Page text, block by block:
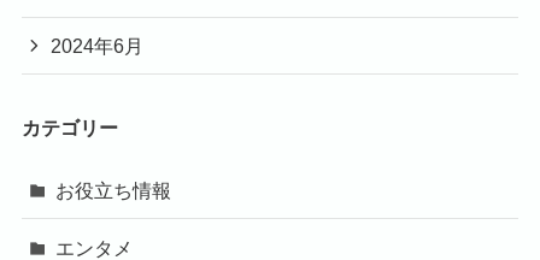
2024年6月
カテゴリー
お役立ち情報
エンタメ